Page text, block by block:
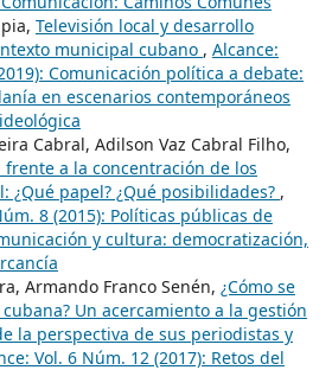
Televisión local y desarrollo
municipal cubano , Alcance:
Comunicación política a debate:
en escenarios contemporáneos
Cabral, Adilson Vaz Cabral Filho,
frente a la concentración de los
¿Qué papel? ¿Qué posibilidades? ,
8 (2015): Políticas públicas de
y cultura: democratización,
Armando Franco Senén, ¿Cómo se
Un acercamiento a la gestión
la perspectiva de sus periodistas y
Vol. 6 Núm. 12 (2017): Retos del